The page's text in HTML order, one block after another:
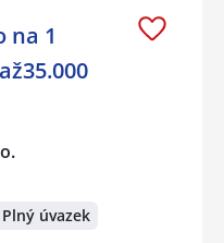
na 1
Plný úvazek